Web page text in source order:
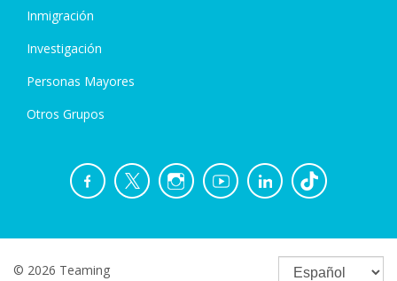
Inmigración
Investigación
Personas Mayores
Otros Grupos
© 2026 Teaming